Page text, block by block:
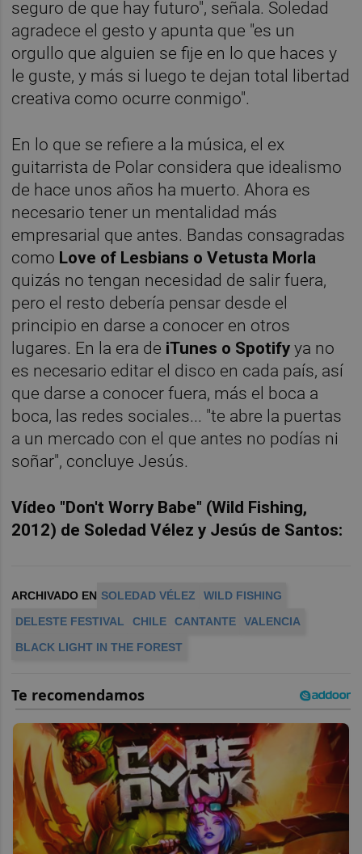
seguro de que hay futuro", señala. Soledad
agradece el gesto y apunta que "es un
orgullo que alguien se fije en lo que haces y
le guste, y más si luego te dejan total libertad
creativa como ocurre conmigo".
En lo que se refiere a la música, el ex
guitarrista de Polar considera que idealismo
de hace unos años ha muerto. Ahora es
necesario tener un mentalidad más
empresarial que antes. Bandas consagradas
como Love of Lesbians o Vetusta Morla
quizás no tengan necesidad de salir fuera,
pero el resto debería pensar desde el
principio en darse a conocer en otros
lugares. En la era de iTunes o Spotify ya no
es necesario editar el disco en cada país, así
que darse a conocer fuera, más el boca a
boca, las redes sociales... "te abre la puertas
a un mercado con el que antes no podías ni
soñar", concluye Jesús.
Vídeo "Don't Worry Babe" (Wild Fishing,
2012) de Soledad Vélez y Jesús de Santos:
ARCHIVADO EN SOLEDAD VÉLEZ
WILD FISHING
DELESTE FESTIVAL
CHILE CANTANTE
VALENCIA
BLACK LIGHT IN THE FOREST